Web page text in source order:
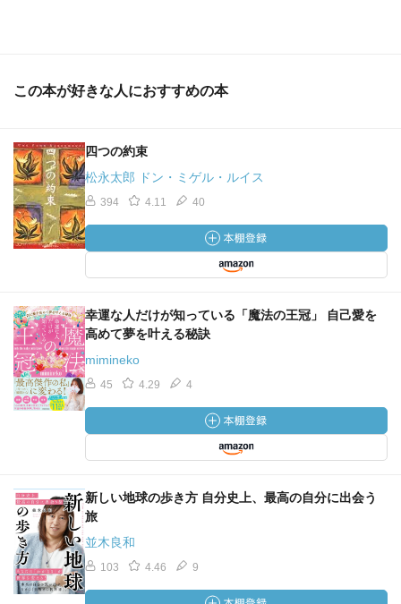
この本が好きな人におすすめの本
四つの約束
松永太郎 ドン・ミゲル・ルイス
394 4.11 40
幸運な人だけが知っている「魔法の王冠」 自己愛を
高めて夢を叶える秘訣
mimineko
45 4.29 4
新しい地球の歩き方 自分史上、最高の自分に出会う
旅
並木良和
103 4.46 9